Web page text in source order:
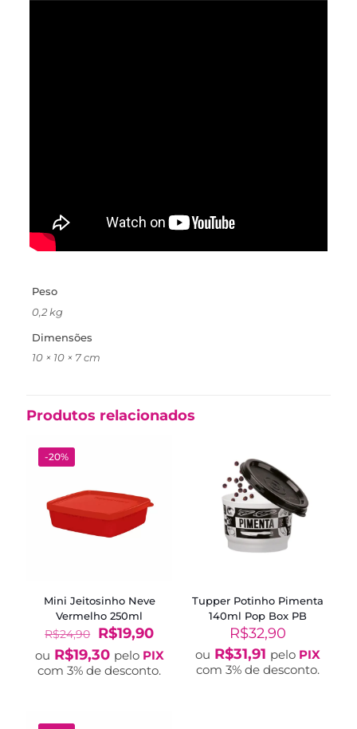
Peso
0,2 kg
Dimensões
10 × 10 × 7 cm
Produtos relacionados
-20%
Mini Jeitosinho Neve
Vermelho 250ml
R$24,90
O
preço
original
era:
R$19,90O
preço
atual
é:
ou R$19,30 pelo PIX
com 3% de desconto.
Tupper Potinho Pimenta
140ml Pop Box PB
R$32,90
ou R$31,91 pelo PIX
com 3% de desconto.